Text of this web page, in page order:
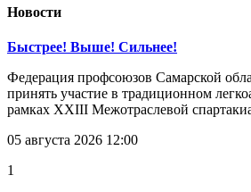
Новости
Быстрее! Выше! Сильнее!
Федерация профсоюзов Самарской
принять участие в традиционном
рамках XXIII Межотраслевой
05 августа 2026 12:00
1